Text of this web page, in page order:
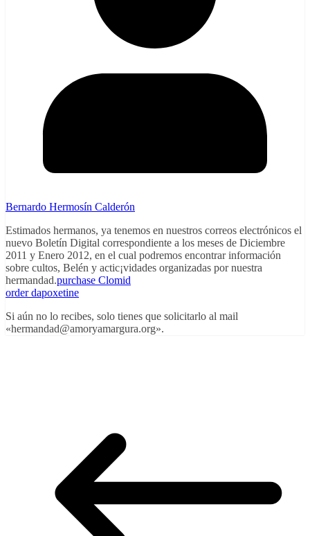
Bernardo Hermosín Calderón
Estimados hermanos, ya tenemos en nuestros correos electrónicos el
nuevo Boletín Digital correspondiente a los meses de Diciembre
2011 y Enero 2012, en el cual podremos encontrar información
sobre cultos, Belén y actic¡vidades organizadas por nuestra
hermandad.purchase Clomid
order dapoxetine
Si aún no lo recibes, solo tienes que solicitarlo al mail
«hermandad@amoryamargura.org».